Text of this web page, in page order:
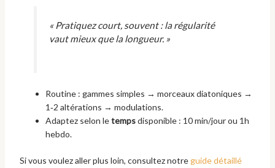
« Pratiquez court, souvent : la régularité
vaut mieux que la longueur. »
Routine : gammes simples → morceaux diatoniques →
1‑2 altérations → modulations.
Adaptez selon letempsdisponible : 10 min/jour ou 1h
hebdo.
Si vous voulez aller plus loin, consultez notre guide détaillé